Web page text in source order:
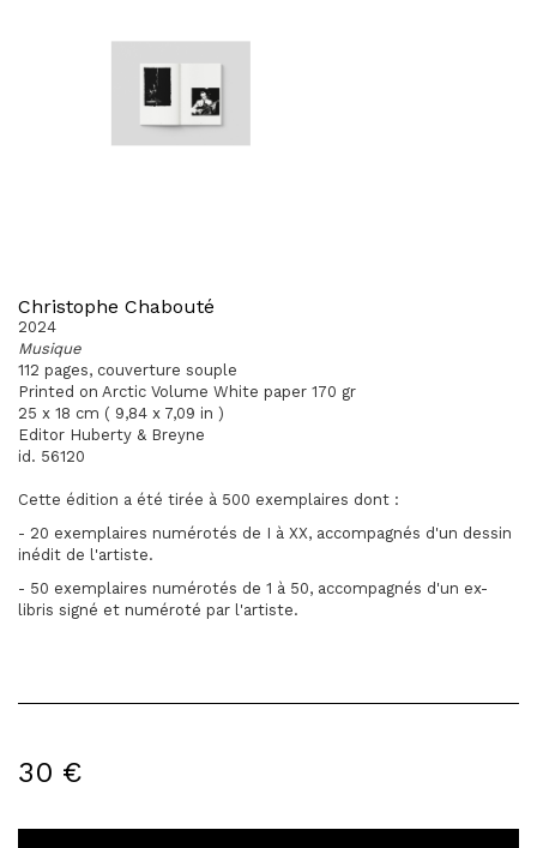
Christophe Chabouté
2024
Musique
112 pages, couverture souple
Printed on Arctic Volume White paper 170 gr
25 x 18 cm ( 9,84 x 7,09 in )
Editor Huberty & Breyne
id. 56120
Cette édition a été tirée à 500 exemplaires dont :
- 20 exemplaires numérotés de I à XX, accompagnés d'un dessin
inédit de l'artiste.
- 50 exemplaires numérotés de 1 à 50, accompagnés d'un ex-
libris signé et numéroté par l'artiste.
30 €